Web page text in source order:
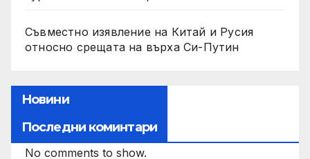
Съвместно изявление на Китай и Русия
относно срещата на върха Си-Путин
Новини
Последни коминтари
No comments to show.